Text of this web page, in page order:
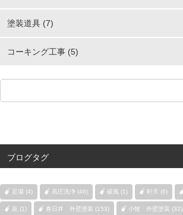
塗装道具 (7)
コーキング工事 (5)
ブログタグ
足場 (4) 高圧洗浄 (46) 破風 (1) 軒天 (6)
庇 (1) 春日井 外壁塗装 (153) 小牧 外壁塗装 (32)